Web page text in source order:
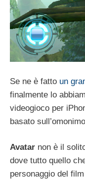
Se ne è fatto un
finalmente lo
videogioco per
basato
Avatar non è il
dove tutto quello
personaggio del